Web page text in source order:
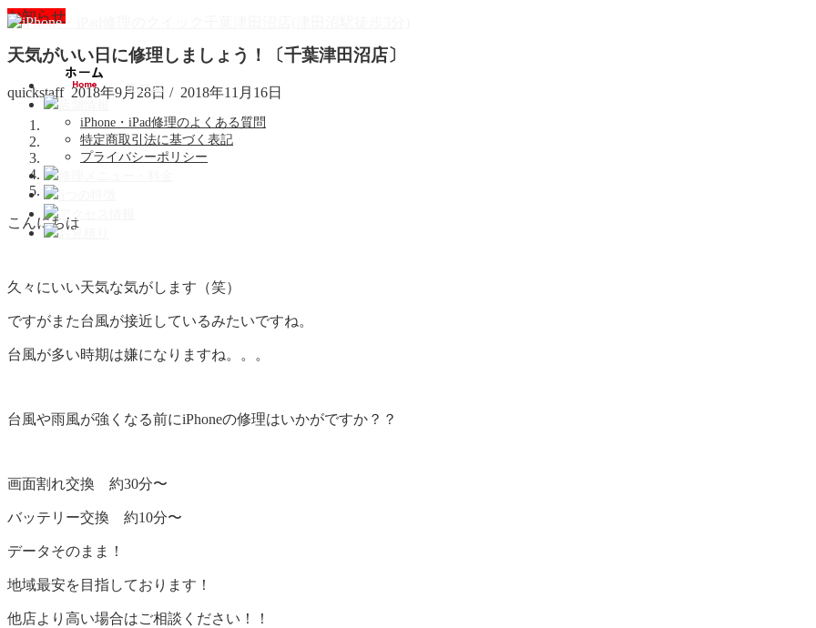
ホーム
iPhone・iPad修理のよくある質問
特定商取引法に基づく表記
プライバシーポリシー
アクセス情報
お見積り
お知らせ
天気がいい日に修理しましょう！〔千葉津田沼店〕
quickstaff 2018年9月28日 / 2018年11月16日
こんにちは
久々にいい天気な気がします（笑）
ですがまた台風が接近しているみたいですね。
台風が多い時期は嫌になりますね。。。
台風や雨風が強くなる前にiPhoneの修理はいかがですか？？
画面割れ交換 約30分〜
バッテリー交換 約10分〜
データそのまま！
地域最安を目指しております！
他店より高い場合はご相談ください！！